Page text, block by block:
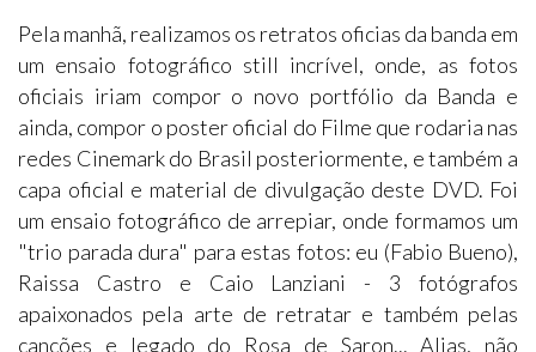
Pela manhã, realizamos os retratos oficias da banda em
um ensaio fotográfico still incrível, onde, as fotos
oficiais iriam compor o novo portfólio da Banda e
ainda, compor o poster oficial do Filme que rodaria nas
redes Cinemark do Brasil posteriormente, e também a
capa oficial e material de divulgação deste DVD. Foi
um ensaio fotográfico de arrepiar, onde formamos um
"trio parada dura" para estas fotos: eu (Fabio Bueno),
Raissa Castro e Caio Lanziani - 3 fotógrafos
apaixonados pela arte de retratar e também pelas
canções e legado do Rosa de Saron... Alias, não